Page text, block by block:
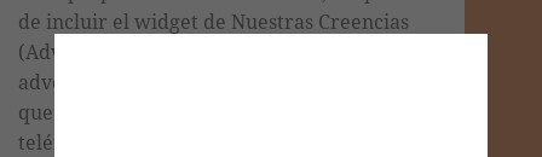
de incluir el widget de Nuestras Creencias
(Adventist Beliefs) que se conecta a
adventist.org, código responsivo que ayuda
que su sitio se vea muy bien en todo desde
teléfonos inteligentes a grandes pantallas